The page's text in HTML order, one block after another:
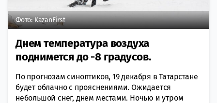
Фото: KazanFirst
Днем температура воздуха
поднимется до -8 градусов.
По прогнозам синоптиков, 19 декабря в Татарстане
будет облачно с прояснениями. Ожидается
небольшой снег, днем местами. Ночью и утром